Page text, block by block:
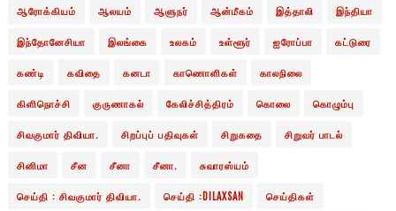
ஆரோக்கியம் ஆலயம் ஆளுநர் ஆன்மீகம் இத்தாலி இந்தியா
இந்தோனேசியா இலங்கை உலகம் உள்ளூர் ஐரோப்பா கட்டுரை
கண்டி கவிதை கனடா காணொளிகள் காலநிலை
கிளிநொச்சி குருணாகல் கேலிச்சித்திரம் கொலை கொழும்பு
சிவகுமார் திவியா. சிறப்புப் பதிவுகள் சிறுகதை சிறுவர் பாடல்
சினிமா சீன சீனா சீனா. சுவாரஸ்யம்
செய்தி : சிவகுமார் திவியா. செய்தி :DILAXSAN செய்திகள்